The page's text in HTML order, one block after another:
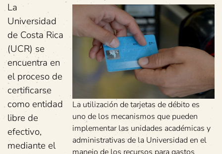
La utilización de tarjetas de débito es
uno de los mecanismos que pueden
implementar las unidades académicas y
administrativas de la Universidad en el
La
Universidad
de Costa Rica
(UCR) se
encuentra en
el proceso de
certificarse
como entidad
libre de
efectivo,
mediante el